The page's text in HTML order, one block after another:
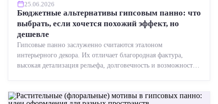
25.06.2026
Бюджетные альтернативы гипсовым панно: что
выбрать, если хочется похожий эффект, но
дешевле
Гипсовые панно заслуженно считаются эталоном
интерьерного декора. Их отличает благородная фактура,
высокая детализация рельефа, долговечность и возможность